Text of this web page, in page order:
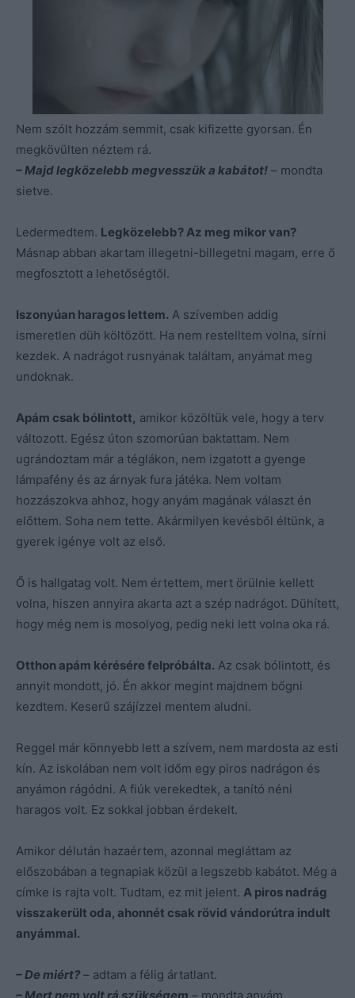
Nem szólt hozzám semmit, csak kifizette gyorsan. Én
megkövülten néztem rá.
– Majd legközelebb megvesszük a kabátot! – mondta
sietve.
Ledermedtem. Legközelebb? Az meg mikor van?
Másnap abban akartam illegetni-billegetni magam, erre ő
megfosztott a lehetőségtől.
Iszonyúan haragos lettem. A szívemben addig
ismeretlen düh költözött. Ha nem restelltem volna, sírni
kezdek. A nadrágot rusnyának találtam, anyámat meg
undoknak.
Apám csak bólintott, amikor közöltük vele, hogy a terv
változott. Egész úton szomorúan baktattam. Nem
ugrándoztam már a téglákon, nem izgatott a gyenge
lámpafény és az árnyak fura játéka. Nem voltam
hozzászokva ahhoz, hogy anyám magának választ én
előttem. Soha nem tette. Akármilyen kevésből éltünk, a
gyerek igénye volt az első.
Ő is hallgatag volt. Nem értettem, mert örülnie kellett
volna, hiszen annyira akarta azt a szép nadrágot. Dühített,
hogy még nem is mosolyog, pedig neki lett volna oka rá.
Otthon apám kérésére felpróbálta. Az csak bólintott, és
annyit mondott, jó. Én akkor megint majdnem bőgni
kezdtem. Keserű szájízzel mentem aludni.
Reggel már könnyebb lett a szívem, nem mardosta az esti
kín. Az iskolában nem volt időm egy piros nadrágon és
anyámon rágódni. A fiúk verekedtek, a tanító néni
haragos volt. Ez sokkal jobban érdekelt.
Amikor délután hazaértem, azonnal megláttam az
előszobában a tegnapiak közül a legszebb kabátot. Még a
címke is rajta volt. Tudtam, ez mit jelent. A piros nadrág
visszakerült oda, ahonnét csak rövid vándorútra indult
anyámmal.
– De miért? – adtam a félig ártatlant.
– Mert nem volt rá szükségem – mondta anyám